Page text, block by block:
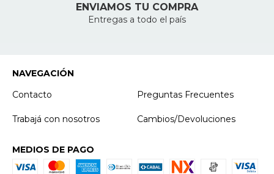
ENVIAMOS TU COMPRA
Entregas a todo el país
NAVEGACIÓN
Contacto
Preguntas Frecuentes
Trabajá con nosotros Cambios/Devoluciones
MEDIOS DE PAGO